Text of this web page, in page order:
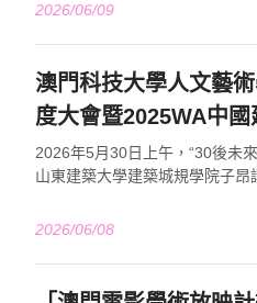
2026/06/09
澳門科技大學人文藝
度大會暨2025WA中
2026年5月30日上午，“30後未
山東建築大學建築城規學院子
2026/06/08